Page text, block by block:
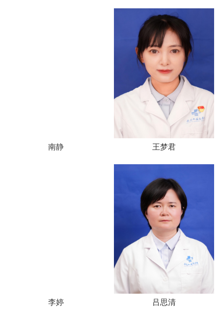
南静 王梦君
李婷 吕思清